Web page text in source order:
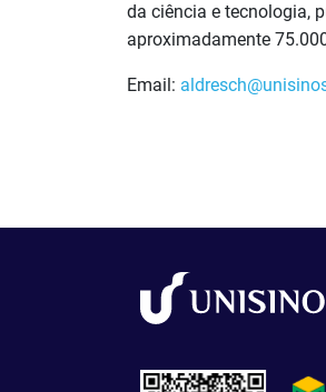
da ciência e tecnologia,
aproximadamente
Email: